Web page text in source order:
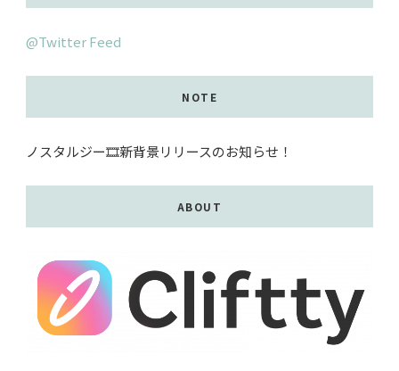
@Twitter Feed
NOTE
ノスタルジー🎞️新背景リリースのお知らせ！
ABOUT